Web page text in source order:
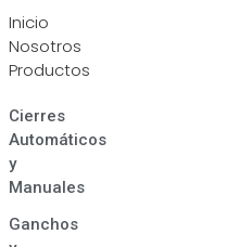
Inicio
Nosotros
Productos
Cierres
Automáticos
y
Manuales
Ganchos